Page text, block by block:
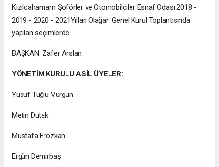
Kızılcahamam Şoförler ve Otomobilciler Esnaf Odası 2018 -
2019 - 2020 - 2021Yılları Olağan Genel Kurul Toplantısında
yapılan seçimlerde
BAŞKAN: Zafer Arslan
YÖNETİM KURULU ASİL ÜYELER:
Yusuf Tuğlu Vurgun
Metin Dutak
Mustafa Erözkan
Ergün Demirbaş